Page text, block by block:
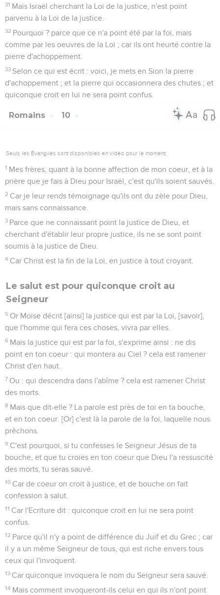
31 Mais Israël cherchant la Loi de la justice, n'est point
parvenu à la Loi de la justice.
32 Pourquoi ? parce que ce n'a point été par la foi, mais
comme par les oeuvres de la Loi ; car ils ont heurté contre la
pierre d'achoppement.
33 Selon ce qui est écrit : voici, je mets en Sion la pierre
d'achoppement ; et la pierre qui occasionnera des chutes ; et
quiconque croit en lui ne sera point confus.
Romains 10
Seuls les Évangiles sont disponibles en vidéo pour le moment.
1 Mes frères, quant à la bonne affection de mon coeur, et à la
prière que je fais à Dieu pour Israël, c'est qu'ils soient sauvés.
2 Car je leur rends témoignage qu'ils ont du zèle pour Dieu,
mais sans connaissance.
3 Parce que ne connaissant point la justice de Dieu, et
cherchant d'établir leur propre justice, ils ne se sont point
soumis à la justice de Dieu.
4 Car Christ est la fin de la Loi, en justice à tout croyant.
Le salut est pour quiconque croit au
Seigneur
5 Or Moïse décrit [ainsi] la justice qui est par la Loi, [savoir],
que l'homme qui fera ces choses, vivra par elles.
6 Mais la justice qui est par la foi, s'exprime ainsi : ne dis
point en ton coeur : qui montera au Ciel ? cela est ramener
Christ d'en haut.
7 Ou : qui descendra dans l'abîme ? cela est ramener Christ
des morts.
8 Mais que dit-elle ? La parole est près de toi en ta bouche,
et en ton coeur. [Or] c'est là la parole de la foi, laquelle nous
prêchons.
9 C'est pourquoi, si tu confesses le Seigneur Jésus de ta
bouche, et que tu croies en ton coeur que Dieu l'a ressuscité
des morts, tu seras sauvé.
10 Car de coeur on croit à justice, et de bouche on fait
confession à salut.
11 Car l'Ecriture dit : quiconque croit en lui ne sera point
confus.
12 Parce qu'il n'y a point de différence du Juif et du Grec ; car
il y a un même Seigneur de tous, qui est riche envers tous
ceux qui l'invoquent.
13 Car quiconque invoquera le nom du Seigneur sera sauvé.
14 Mais comment invoqueront-ils celui en qui ils n'ont point